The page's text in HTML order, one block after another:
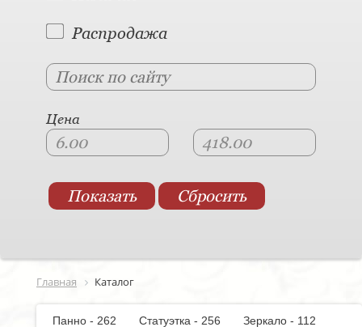
Распродажа
Цена
Главная Каталог
Панно - 262 Статуэтка - 256
Зеркало - 112